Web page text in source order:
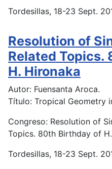
Tordesillas, 18-23 Sept.
Resolution of
Related
H. Hironaka
Autor: Fuensanta Aroca.
Título: Tropical Geometry
Congreso: Resolution of
Topics. 80th Birthday of
Tordesillas, 18-23 Sept.